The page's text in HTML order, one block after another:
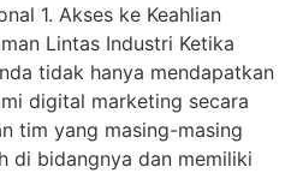
1. Akses ke Keahlian
Lintas Industri Ketika
tidak hanya mendapatkan
digital marketing secara
tim yang masing-masing
di bidangnya dan memiliki